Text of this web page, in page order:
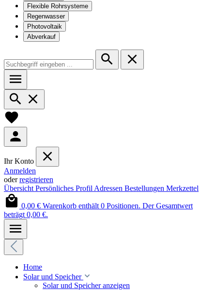
Flexible Rohrsysteme
Regenwasser
Photovoltaik
Abverkauf
Ihr Konto
Anmelden
oderregistrieren
Übersicht Persönliches Profil Adressen Bestellungen Merkzettel
0,00 € Warenkorb enthält 0 Positionen. Der Gesamtwert
beträgt 0,00 €.
Home
Solar und Speicher
Solar und Speicher anzeigen